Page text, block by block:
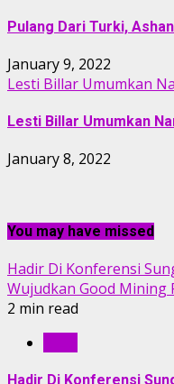
Pulang Dari Turki,
January 9, 2022
Lesti Billar Umumkan
Lesti Billar Umumkan
January 8, 2022
You may have missed
Hadir Di Konferensi
Wujudkan Good Mining
2 min read
Hadir Di Konferensi